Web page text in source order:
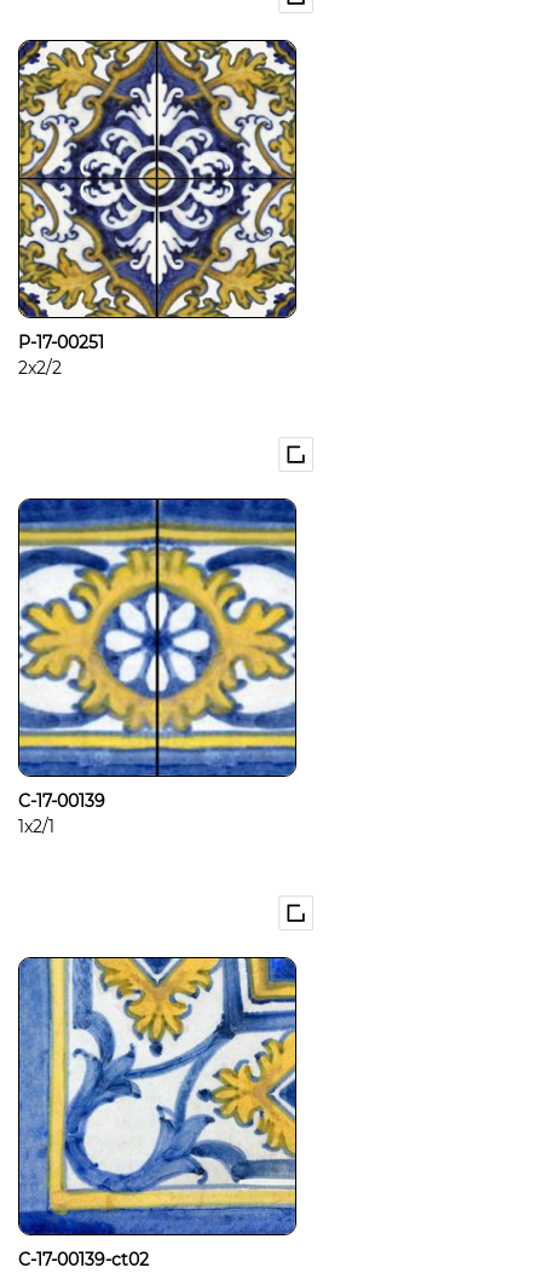
P-17-00251
2x2/2
C-17-00139
1x2/1
C-17-00139-ct02